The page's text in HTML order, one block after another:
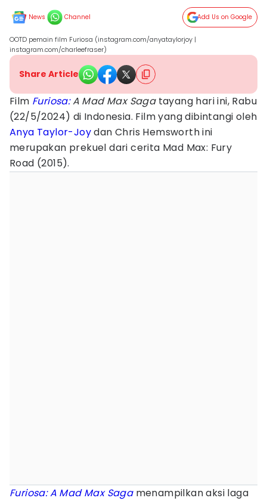
News Channel Add Us on Google
OOTD pemain film Furiosa (instagram.com/anyataylorjoy |
instagram.com/charleefraser)
Share Article
Film Furiosa:A Mad Max Sagatayang hari ini, Rabu
(22/5/2024) di Indonesia. Film yang dibintangi oleh
Anya Taylor-Joydan Chris Hemsworth ini
merupakan prekuel dari cerita Mad Max: Fury
Road (2015).
Furiosa: A Mad Max Sagamenampilkan aksi laga